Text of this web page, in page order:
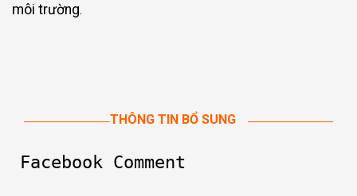
môi trường.
THÔNG TIN BỔ SUNG
Facebook Comment